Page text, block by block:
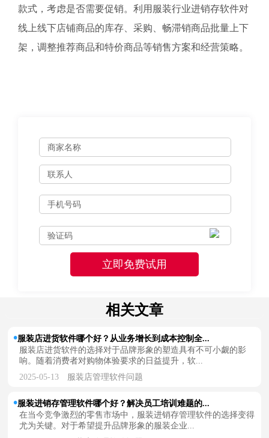
款式，考虑是否需要促销。利用服装行业进销存软件对
线上线下店铺商品的库存、采购、畅滞销商品批量上下
架，调整推荐商品和特价商品等销售方案和经营策略。
相关文章
服装店进货软件哪个好？从业务增长到成本控制全...
服装店进货软件的选择对于品牌形象的塑造具有不可小觑的影
响。随着消费者对购物体验要求的日益提升，软...
2025-05-13 服装店管理软件问题
服装进销存管理软件哪个好？解决员工培训难题的...
在当今竞争激烈的零售市场中，服装进销存管理软件的选择变得
尤为关键。对于希望提升品牌形象的服装企业...